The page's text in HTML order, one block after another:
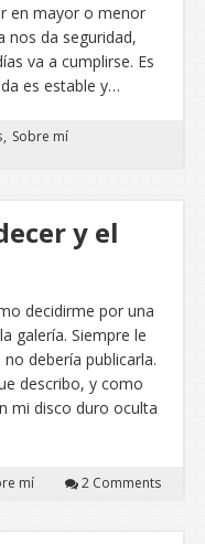
en mayor o menor
nos da seguridad,
va a cumplirse. Es
es estable y…
Sobre mí
y el
decidirme por una
galería. Siempre le
debería publicarla.
describo, y como
mi disco duro oculta
mí 2 Comments